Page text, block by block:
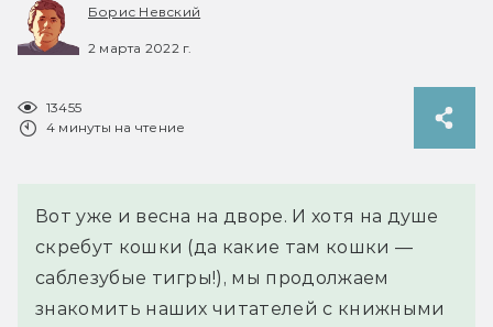
Борис Невский
2 марта 2022 г.
13455
4 минуты на чтение
Вот уже и весна на дворе. И хотя на душе
скребут кошки (да какие там кошки —
саблезубые тигры!), мы продолжаем
знакомить наших читателей с книжными